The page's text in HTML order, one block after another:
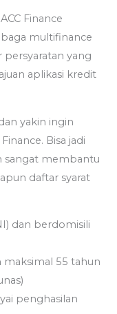
Finance
multifinance
yang
aplikasi kredit
yakin ingin
Bisa jadi
sangat membantu
daftar syarat
dan berdomisili
maksimal 55 tahun
penghasilan